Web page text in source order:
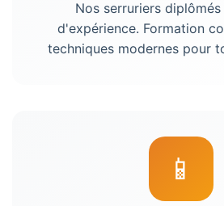
Nos serruriersdiplômés
d'expérience. Formation
techniques modernes pour
📱